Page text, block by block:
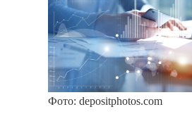
Фото: depositphotos.com